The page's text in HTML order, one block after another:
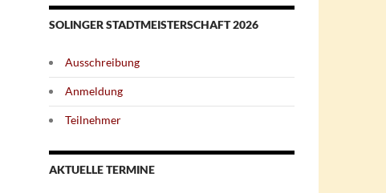
SOLINGER STADTMEISTERSCHAFT 2026
Ausschreibung
Anmeldung
Teilnehmer
AKTUELLE TERMINE